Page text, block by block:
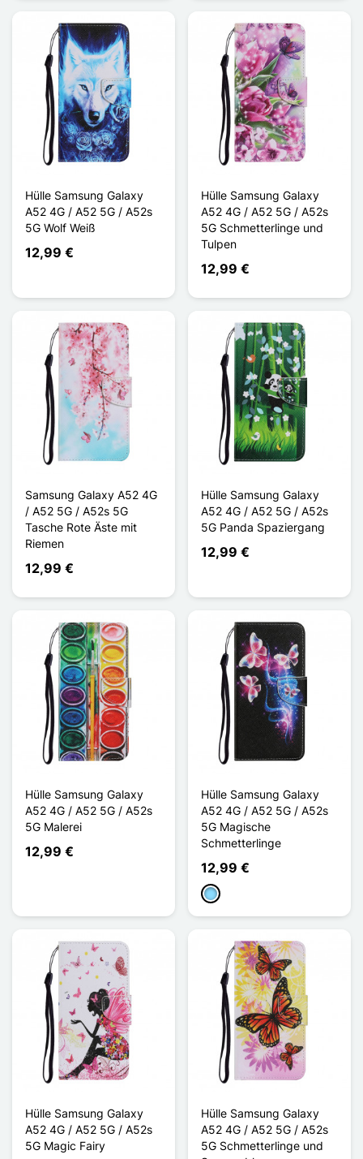
Hülle Samsung Galaxy
A52 4G / A52 5G / A52s
5G Wolf Weiß
12,99 €
Hülle Samsung Galaxy
A52 4G / A52 5G / A52s
5G Schmetterlinge und
Tulpen
12,99 €
Samsung Galaxy A52 4G
/ A52 5G / A52s 5G
Tasche Rote Äste mit
Riemen
12,99 €
Hülle Samsung Galaxy
A52 4G / A52 5G / A52s
5G Panda Spaziergang
12,99 €
Hülle Samsung Galaxy
A52 4G / A52 5G / A52s
5G Malerei
12,99 €
Hülle Samsung Galaxy
A52 4G / A52 5G / A52s
5G Magische
Schmetterlinge
12,99 €
Hellblau
Hülle Samsung Galaxy
A52 4G / A52 5G / A52s
5G Magic Fairy
Hülle Samsung Galaxy
A52 4G / A52 5G / A52s
5G Schmetterlinge und